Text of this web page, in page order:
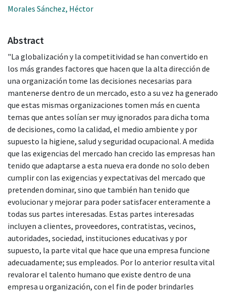
Morales Sánchez, Héctor
Abstract
"La globalización y la competitividad se han convertido en
los más grandes factores que hacen que la alta dirección de
una organización tome las decisiones necesarias para
mantenerse dentro de un mercado, esto a su vez ha generado
que estas mismas organizaciones tomen más en cuenta
temas que antes solían ser muy ignorados para dicha toma
de decisiones, como la calidad, el medio ambiente y por
supuesto la higiene, salud y seguridad ocupacional. A medida
que las exigencias del mercado han crecido las empresas han
tenido que adaptarse a esta nueva era donde no solo deben
cumplir con las exigencias y expectativas del mercado que
pretenden dominar, sino que también han tenido que
evolucionar y mejorar para poder satisfacer enteramente a
todas sus partes interesadas. Estas partes interesadas
incluyen a clientes, proveedores, contratistas, vecinos,
autoridades, sociedad, instituciones educativas y por
supuesto, la parte vital que hace que una empresa funcione
adecuadamente; sus empleados. Por lo anterior resulta vital
revalorar el talento humano que existe dentro de una
empresa u organización, con el fin de poder brindarles